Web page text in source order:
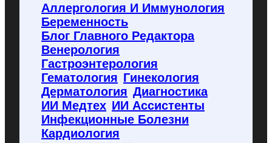
Аллергология И Иммунология
Беременность
Блог Главного Редактора
Венерология
Гастроэнтерология
Гематология Гинекология
Дерматология Диагностика
ИИ Медтех ИИ Ассистенты
Инфекционные Болезни
Кардиология